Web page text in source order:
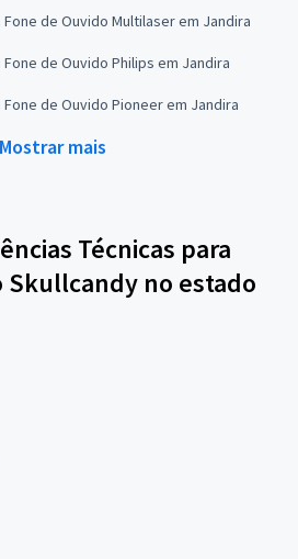
de Ouvido Multilaser em Jandira
de Ouvido Philips em Jandira
de Ouvido Pioneer em Jandira
Mostrar mais
Técnicas para
Skullcandy no estado